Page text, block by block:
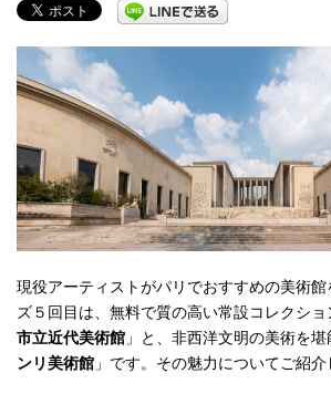
現役アーティストがパリでおすすめの美術
ズ５回目は、無料で質の高い常設コレクショ
市立近代美術館 」と、非西洋文明の美術を堪
ンリ美術館 」です。その魅力についてご紹介